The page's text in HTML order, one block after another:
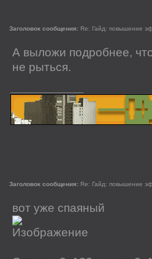
Заголовок сообщения: Re: Гайд: повышение
А выложи подробнее,
не рыться.
Заголовок сообщения: Re: Гайд: повышение
вот уже спаяный